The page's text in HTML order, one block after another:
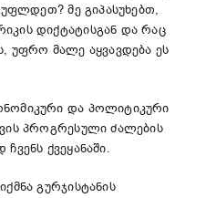
მე გიპასუხებთ,
დიქტატისგან და რაც
უფრო მალე აყვავდება ეს
და პოლიტიკური
პროგრესული ძალების
ქვეყანაში.
გურჯისტანის